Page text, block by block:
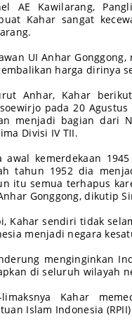
AE Kawilarang,
Kahar sangat
UI Anhar
harga dirinya
Anhar, Kahar
pada 20
menjadi bagian dari
Divisi IV TII.
awal kemerdekaan
tahun 1952 dia
itu semua terhapus
Gonggong, dikutip
Kahar sendiri tidak
menjadi negara
menginginkan
di seluruh wilayah
limaksnya Kahar
Islam Indonesia